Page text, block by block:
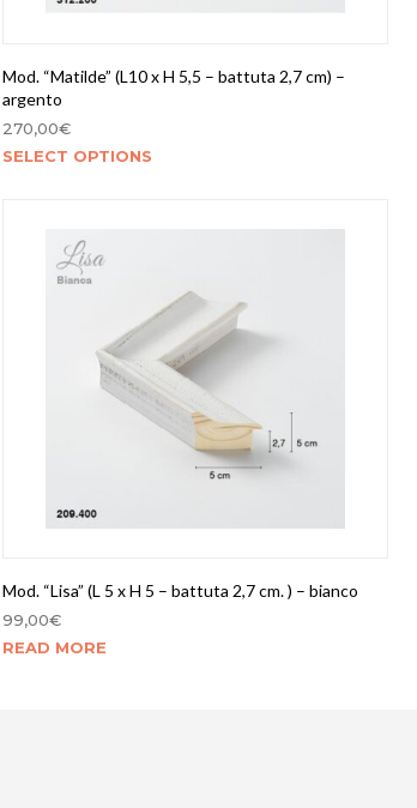
Mod. “Matilde” (L10 x H 5,5 – battuta 2,7 cm) –
argento
270,00€
SELECT OPTIONS
Mod. “Lisa” (L 5 x H 5 – battuta 2,7 cm. ) – bianco
99,00€
READ MORE